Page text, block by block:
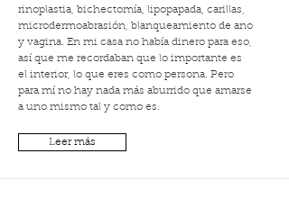
rinoplastia, bichectomía, lipopapada, carillas,
microdermoabrasión, blanqueamiento de ano
y vagina. En mi casa no había dinero para eso,
así que me recordaban que lo importante es
el interior, lo que eres como persona. Pero
para mí no hay nada más aburrido que amarse
a uno mismo tal y como es.
Leer más